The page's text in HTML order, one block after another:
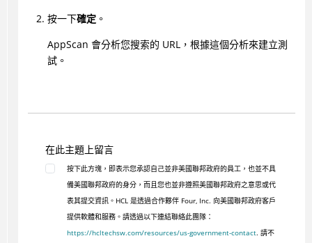
按一下確定。
AppScan 會分析您搜索的 URL，根據這個分析來建立測
試。
在此主題上留言
按下此方塊，即表示您承認自己並非美國聯邦政府的員工，也並不具
備美國聯邦政府的身分，而且您也並非遵照美國聯邦政府之意思或代
表其提交資訊。HCL 是透過合作夥伴 Four, Inc. 向美國聯邦政府客戶
提供軟體和服務。請透過以下連結聯絡此團隊：
https://hcltechsw.com/resources/us-government-contact. 請不